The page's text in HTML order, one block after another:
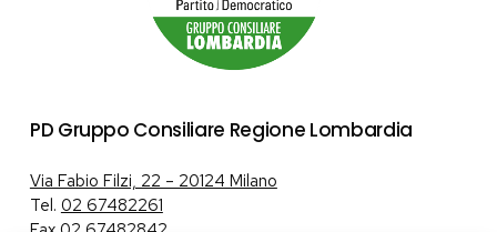
PD Gruppo Consiliare Regione Lombardia
Via Fabio Filzi, 22 – 20124 Milano
Tel. 02 67482261